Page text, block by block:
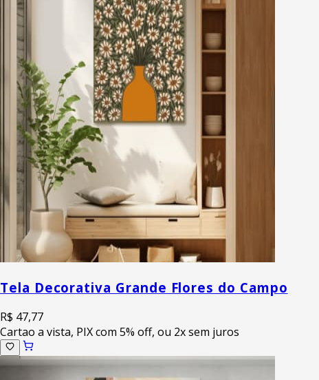
Tela Decorativa Grande Flores do Campo
R$ 47,77
Cartao a vista, PIX com 5% off, ou 2x sem juros